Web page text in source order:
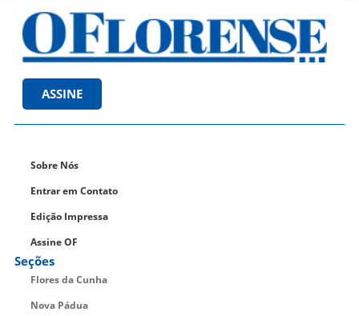
ASSINE
Sobre Nós
Entrar em Contato
Edição Impressa
Assine OF
Seções
Flores da Cunha
Nova Pádua